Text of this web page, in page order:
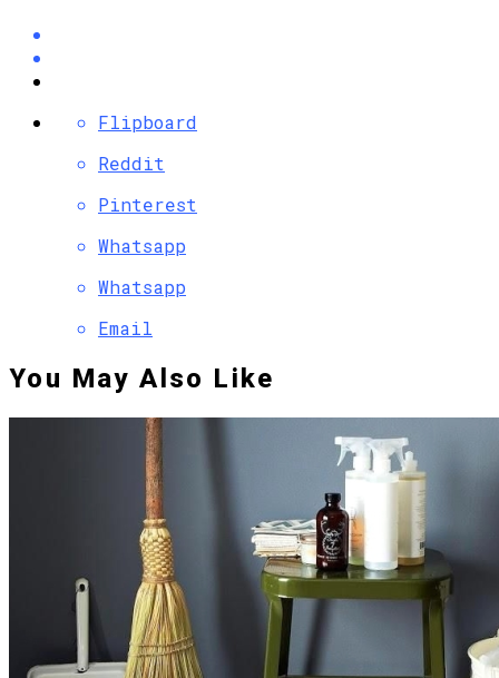
Flipboard
Reddit
Pinterest
Whatsapp
Whatsapp
Email
You May Also Like